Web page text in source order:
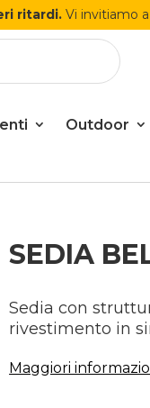
ritardi.Vi invitiamo
Outdoor
SEDIA
Sedia con
rivestimento in
Maggiori